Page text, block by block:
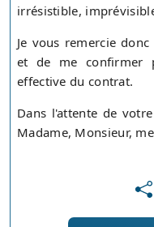
irrésistible,
Je vous remercie
et de me confirmer
effective du contrat.
Dans l'attente de
Madame, Monsieur,